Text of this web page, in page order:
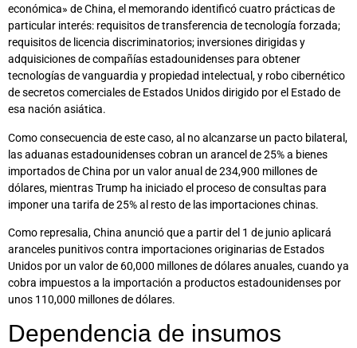
económica» de China, el memorando identificó cuatro prácticas de
particular interés: requisitos de transferencia de tecnología forzada;
requisitos de licencia discriminatorios; inversiones dirigidas y
adquisiciones de compañías estadounidenses para obtener
tecnologías de vanguardia y propiedad intelectual, y robo cibernético
de secretos comerciales de Estados Unidos dirigido por el Estado de
esa nación asiática.
Como consecuencia de este caso, al no alcanzarse un pacto bilateral,
las aduanas estadounidenses cobran un arancel de 25% a bienes
importados de China por un valor anual de 234,900 millones de
dólares, mientras Trump ha iniciado el proceso de consultas para
imponer una tarifa de 25% al resto de las importaciones chinas.
Como represalia, China anunció que a partir del 1 de junio aplicará
aranceles punitivos contra importaciones originarias de Estados
Unidos por un valor de 60,000 millones de dólares anuales, cuando ya
cobra impuestos a la importación a productos estadounidenses por
unos 110,000 millones de dólares.
Dependencia de insumos